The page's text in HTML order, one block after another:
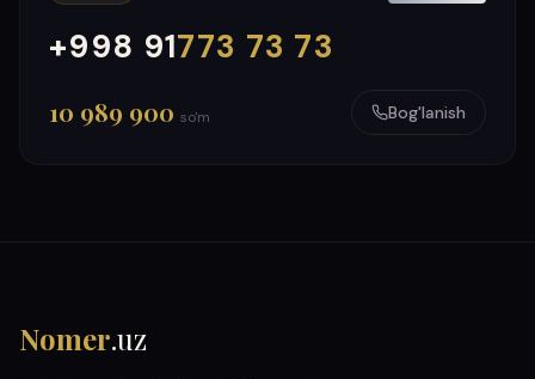
+998 91773 73 73
000
999
10 989 900 so'm Bog'lanish
Nomer.uz